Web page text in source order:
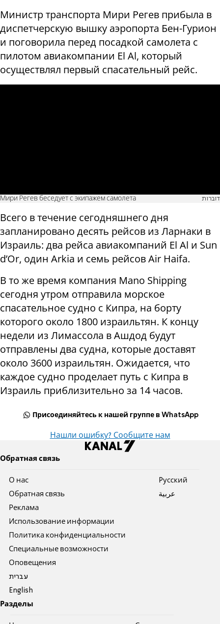
Министр транспорта Мири Регев прибыла в
диспетчерскую вышку аэропорта Бен-Гурион
и поговорила перед посадкой самолета с
пилотом авиакомпании El Al, который
осуществлял первый спасательный рейс.
Мири Регев беседует с экипажем самолета דוברות
Всего в течение сегодняшнего дня
запланировано десять рейсов из Ларнаки в
Израиль: два рейса авиакомпаний El Al и Sun
d’Or, один Arkia и семь рейсов Air Haifa.
В то же время компания Mano Shipping
сегодня утром отправила морское
спасательное судно с Кипра, на борту
которого около 1800 израильтян. К концу
недели из Лимассола в Ашдод будут
отправлены два судна, которые доставят
около 3600 израильтян. Ожидается, что
каждое судно проделает путь с Кипра в
Израиль приблизительно за 14 часов.
Присоединяйтесь к нашей группе в WhatsApp
Нашли ошибку? Сообщите нам
Обратная связь
О нас
Обратная связь
Реклама
Использование информации
Политика конфиденциальности
Специальные возможности
Оповещения
עברית
English
Pусский
عربية
Разделы